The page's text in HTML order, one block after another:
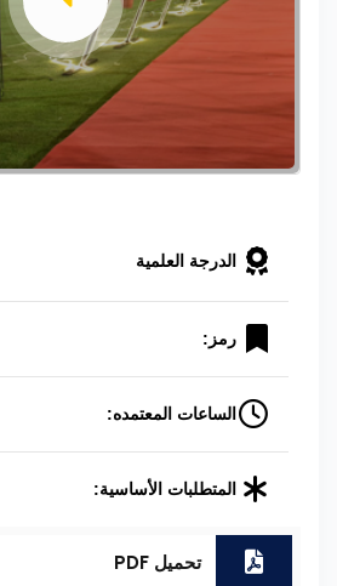
الدرجة العلمية
رمز:
الساعات المعتمده:
المتطلبات الأساسية:
تحميل PDF